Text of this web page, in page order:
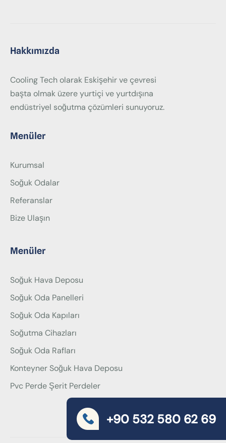
Hakkımızda
Cooling Tech olarak Eskişehir ve çevresi
başta olmak üzere yurtiçi ve yurtdışına
endüstriyel soğutma çözümleri sunuyoruz.
Menüler
Kurumsal
Soğuk Odalar
Referanslar
Bize Ulaşın
Menüler
Soğuk Hava Deposu
Soğuk Oda Panelleri
Soğuk Oda Kapıları
Soğutma Cihazları
Soğuk Oda Rafları
Konteyner Soğuk Hava Deposu
Pvc Perde Şerit Perdeler
+90 532 580 62 69